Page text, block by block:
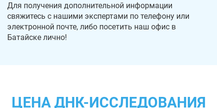
Для получения дополнительной информации
свяжитесь с нашими экспертами по телефону или
электронной почте, либо посетить наш офис в
Батайске лично!
ЦЕНА ДНК-ИССЛЕДОВАНИЯ